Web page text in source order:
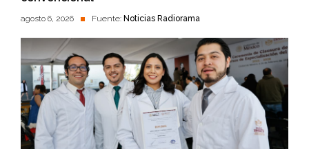
agosto 6, 2026 Fuente: Noticias Radiorama